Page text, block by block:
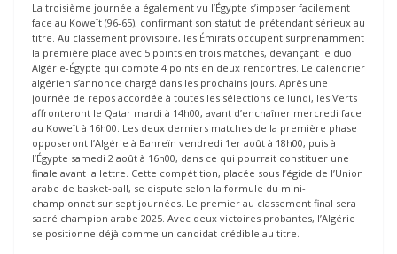
La troisième journée a également vu l’Égypte s’imposer facilement
face au Koweït (96-65), confirmant son statut de prétendant sérieux au
titre. Au classement provisoire, les Émirats occupent surprenamment
la première place avec 5 points en trois matches, devançant le duo
Algérie-Égypte qui compte 4 points en deux rencontres. Le calendrier
algérien s’annonce chargé dans les prochains jours. Après une
journée de repos accordée à toutes les sélections ce lundi, les Verts
affronteront le Qatar mardi à 14h00, avant d’enchaîner mercredi face
au Koweït à 16h00. Les deux derniers matches de la première phase
opposeront l’Algérie à Bahreïn vendredi 1er août à 18h00, puis à
l’Égypte samedi 2 août à 16h00, dans ce qui pourrait constituer une
finale avant la lettre. Cette compétition, placée sous l’égide de l’Union
arabe de basket-ball, se dispute selon la formule du mini-
championnat sur sept journées. Le premier au classement final sera
sacré champion arabe 2025. Avec deux victoires probantes, l’Algérie
se positionne déjà comme un candidat crédible au titre.